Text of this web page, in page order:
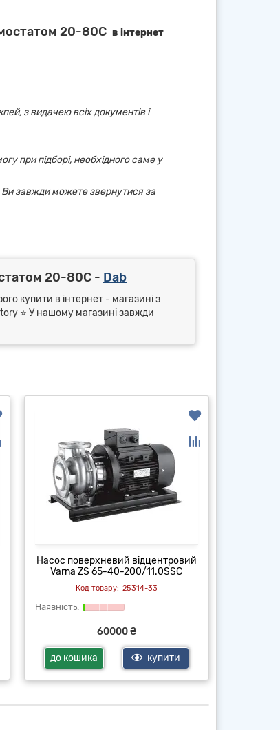
20-80С в інтернет
з видачею всіх документів і
при підборі, необхідного саме у
Ви завжди можете звернутися за
20-80С - Dab
купити в інтернет - магазині з
⭐ У нашому магазині завжди
Насос поверхневий відцентровий
Varna ZS 65-40-200/11.0SSC
25314-33
60000 ₴
до кошика купити